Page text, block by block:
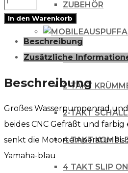
ZUBEHÖR
2-TAKT
2-TAKT
2-TAKT
4 TAKT
4 TAKT SLIP
Wasserpumpenkit
04-
Menge
In den Warenkorb
Beschreibung
Zusätzliche
Beschreibung
Großes Wasserpumpenrad
beides CNC Gefräßt und farbig
senkt die Motortemperatur bis
Yamaha-blau